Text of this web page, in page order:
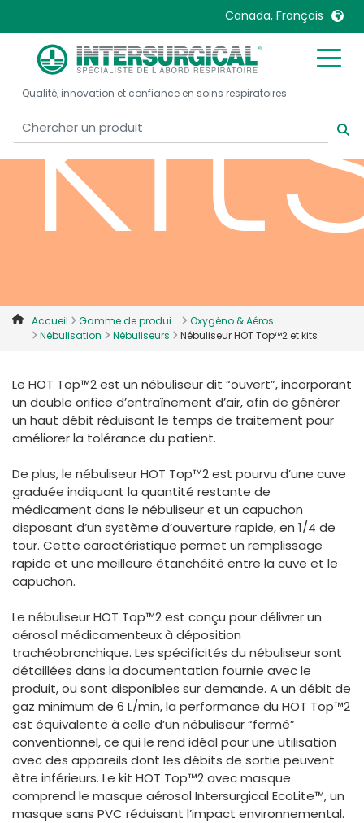
Canada, Français
United Kingdom
United States
Australia
Canada, English
Canada, Français
Denmark
Deutschland
France
Italia
Mexico
Nederlands
Russia
Sweden
International English
Qualité, innovation et confiance en soins respiratoires
Accueil Gamme de produi...
Oxygéno & Aéros...
Nébulisation
Nébuliseurs Nébuliseur HOT Top™2 et kits
Le HOT Top™2 est un nébuliseur dit “ouvert”, incorporant
un double orifice d’entraînement d’air, afin de générer
un haut débit réduisant le temps de traitement pour
améliorer la tolérance du patient.
De plus, le nébuliseur HOT Top™2 est pourvu d’une cuve
graduée indiquant la quantité restante de
médicament dans le nébuliseur et un capuchon
disposant d’un système d’ouverture rapide, en 1/4 de
tour. Cette caractéristique permet un remplissage
rapide et une meilleure étanchéité entre la cuve et le
capuchon.
Le nébuliseur HOT Top™2 est conçu pour délivrer un
aérosol médicamenteux à déposition
trachéobronchique. Les spécificités du nébuliseur sont
détaillées dans la documentation fournie avec le
produit, ou sont disponibles sur demande. A un débit de
gaz minimum de 6 L/min, la performance du HOT Top™2
est équivalente à celle d’un nébuliseur “fermé”
conventionnel, ce qui le rend idéal pour une utilisation
avec des appareils dont les débits de sortie peuvent
être inférieurs. Le kit HOT Top™2 avec masque
comprend le masque aérosol Intersurgical EcoLite™, un
masque sans PVC réduisant l’impact environnemental.